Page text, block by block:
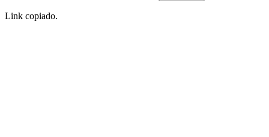
Link copiado.